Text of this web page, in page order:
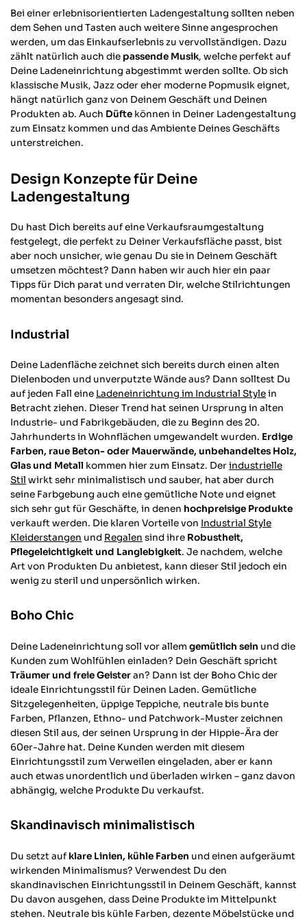
Bei einer erlebnisorientierten Ladengestaltung sollten neben
dem Sehen und Tasten auch weitere Sinne angesprochen
werden, um das Einkaufserlebnis zu vervollständigen. Dazu
zählt natürlich auch die passende Musik, welche perfekt auf
Deine Ladeneinrichtung abgestimmt werden sollte. Ob sich
klassische Musik, Jazz oder eher moderne Popmusik eignet,
hängt natürlich ganz von Deinem Geschäft und Deinen
Produkten ab. Auch Düfte können in Deiner Ladengestaltung
zum Einsatz kommen und das Ambiente Deines Geschäfts
unterstreichen.
Design Konzepte für Deine
Ladengestaltung
Du hast Dich bereits auf eine Verkaufsraumgestaltung
festgelegt, die perfekt zu Deiner Verkaufsfläche passt, bist
aber noch unsicher, wie genau Du sie in Deinem Geschäft
umsetzen möchtest? Dann haben wir auch hier ein paar
Tipps für Dich parat und verraten Dir, welche Stilrichtungen
momentan besonders angesagt sind.
Industrial
Deine Ladenfläche zeichnet sich bereits durch einen alten
Dielenboden und unverputzte Wände aus? Dann solltest Du
auf jeden Fall eine Ladeneinrichtung im Industrial Stylein
Betracht ziehen. Dieser Trend hat seinen Ursprung in alten
Industrie- und Fabrikgebäuden, die zu Beginn des 20.
Jahrhunderts in Wohnflächen umgewandelt wurden. Erdige
Farben, raue Beton- oder Mauerwände, unbehandeltes Holz,
Glas und Metall kommen hier zum Einsatz. Derindustrielle
Stil wirkt sehr minimalistisch und sauber, hat aber durch
seine Farbgebung auch eine gemütliche Note und eignet
sich sehr gut für Geschäfte, in denen hochpreisige Produkte
verkauft werden. Die klaren Vorteile von Industrial Style
Kleiderstangen und Regalen sind ihre Robustheit,
Pflegeleichtigkeit und Langlebigkeit. Je nachdem, welche
Art von Produkten Du anbietest, kann dieser Stil jedoch ein
wenig zu steril und unpersönlich wirken.
Boho Chic
Deine Ladeneinrichtung soll vor allem gemütlich sein und die
Kunden zum Wohlfühlen einladen? Dein Geschäft spricht
Träumer und freie Geisteran? Dann ist der Boho Chic der
ideale Einrichtungsstil für Deinen Laden. Gemütliche
Sitzgelegenheiten, üppige Teppiche, neutrale bis bunte
Farben, Pflanzen, Ethno- und Patchwork-Muster zeichnen
diesen Stil aus, der seinen Ursprung in der Hippie-Ära der
60er-Jahre hat. Deine Kunden werden mit diesem
Einrichtungsstil zum Verweilen eingeladen, aber er kann
auch etwas unordentlich und überladen wirken – ganz davon
abhängig, welche Produkte Du verkaufst.
Skandinavisch minimalistisch
Du setzt auf klare Linien, kühle Farben und einen aufgeräumt
wirkenden Minimalismus? Verwendest Du den
skandinavischen Einrichtungsstil in Deinem Geschäft, kannst
Du davon ausgehen, dass Deine Produkte im Mittelpunkt
stehen. Neutrale bis kühle Farben, dezente Möbelstücke und